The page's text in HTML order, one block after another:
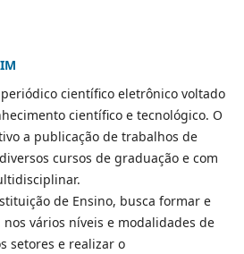
científico eletrônico voltado
científico e tecnológico. O
a publicação de trabalhos de
cursos de graduação e com
de Ensino, busca formar e
vários níveis e modalidades de
setores e realizar o